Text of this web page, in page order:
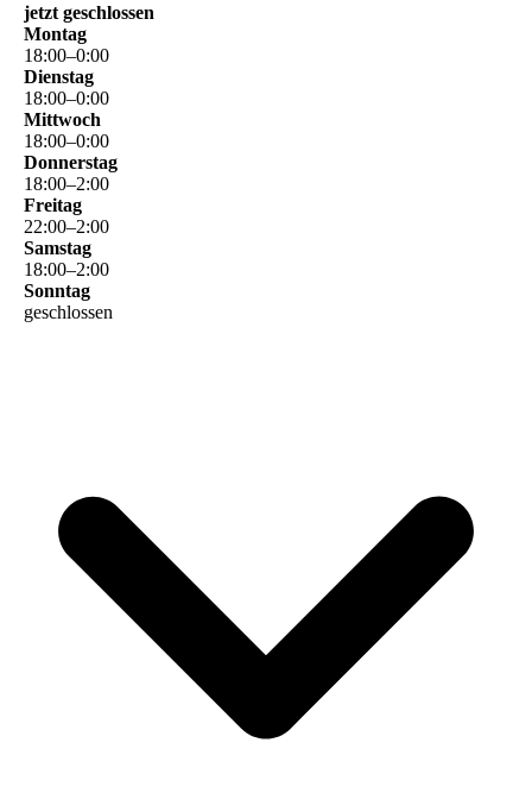
jetzt geschlossen
Montag
18:00–0:00
Dienstag
18:00–0:00
Mittwoch
18:00–0:00
Donnerstag
18:00–2:00
Freitag
22:00–2:00
Samstag
18:00–2:00
Sonntag
geschlossen